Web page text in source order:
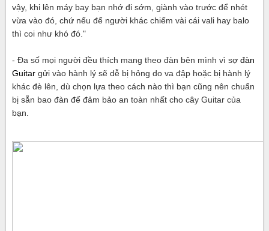
vậy, khi lên máy bay bạn nhớ đi sớm, giành vào trước để nhét
vừa vào đó, chứ nếu để người khác chiếm vài cái vali hay balo
thì coi như khó đó."
- Đa số mọi người đều thích mang theo đàn bên mình vì sợ đàn
Guitar gửi vào hành lý sẽ dễ bị hỏng do va đập hoặc bị hành lý
khác đè lên, dù chọn lựa theo cách nào thì bạn cũng nên chuẩn
bị sẵn bao đàn để đảm bảo an toàn nhất cho cây Guitar của
bạn.